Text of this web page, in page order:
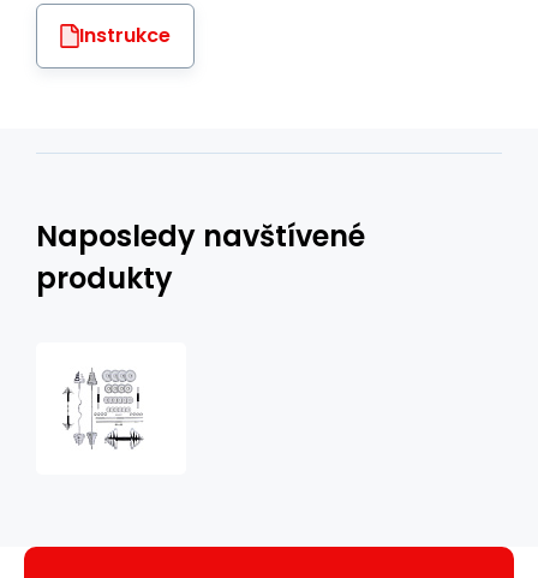
Instrukce
Naposledy navštívené
produkty
HMS